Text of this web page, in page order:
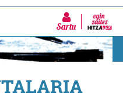
Sartu